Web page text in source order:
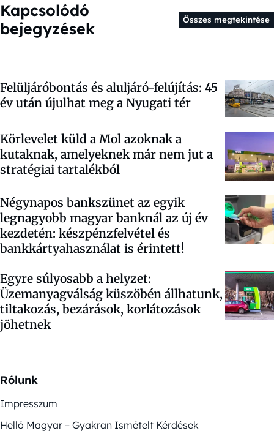
Kapcsolódó
bejegyzések
Összes megtekintése
Felüljáróbontás és aluljáró-felújítás: 45
év után újulhat meg a Nyugati tér
Körlevelet küld a Mol azoknak a
kutaknak, amelyeknek már nem jut a
stratégiai tartalékból
Négynapos bankszünet az egyik
legnagyobb magyar banknál az új év
kezdetén: készpénzfelvétel és
bankkártyahasználat is érintett!
Egyre súlyosabb a helyzet:
Üzemanyagválság küszöbén állhatunk,
tiltakozás, bezárások, korlátozások
jöhetnek
Rólunk
Impresszum
Helló Magyar – Gyakran Ismételt Kérdések